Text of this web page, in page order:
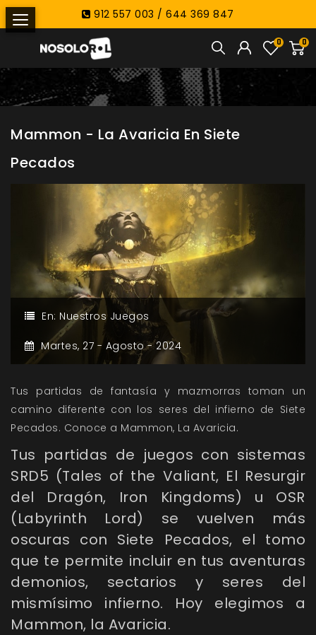
912 557 003 / 644 369 847
0
0
Mammon - La Avaricia En Siete
Pecados
En: Nuestros Juegos
Martes, 27 - Agosto -2024
Tus partidas de fantasía y mazmorras toman un
camino diferente con los seres del infierno de Siete
Pecados. Conoce a Mammon, La Avaricia.
Tus partidas de juegos con sistemas
SRD5 (Tales of the Valiant, El Resurgir
del Dragón, Iron Kingdoms) u OSR
(Labyrinth Lord) se vuelven más
oscuras con Siete Pecados, el tomo
que te permite incluir en tus aventuras
demonios, sectarios y seres del
mismísimo infierno. Hoy elegimos a
Mammon, la Avaricia.